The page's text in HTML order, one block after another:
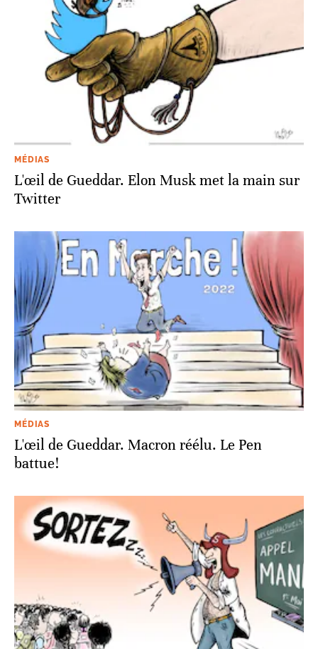
MÉDIAS
L'œil de Gueddar. Elon Musk met la main sur
Twitter
MÉDIAS
L'œil de Gueddar. Macron réélu. Le Pen
battue!